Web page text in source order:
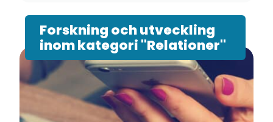
Forskning och utveckling
inom kategori "Relationer"